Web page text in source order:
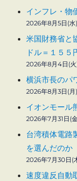
インフレ・
2026年8月5日(水)
米国財務省
ドル＝１５５
2026年8月4日(火
横浜市長のパ
2026年8月3日(月)
イオンモー
2026年7月31日(
台湾積体電路
を選んだのか
2026年7月30日(
速度違反自動